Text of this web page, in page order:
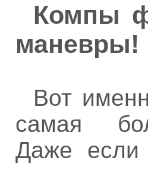
Компы
маневры!
Вот
самая
Даже если